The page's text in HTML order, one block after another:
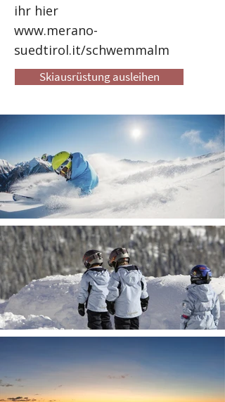
ihr hier
www.merano-
suedtirol.it/schwemmalm
Skiausrüstung ausleihen